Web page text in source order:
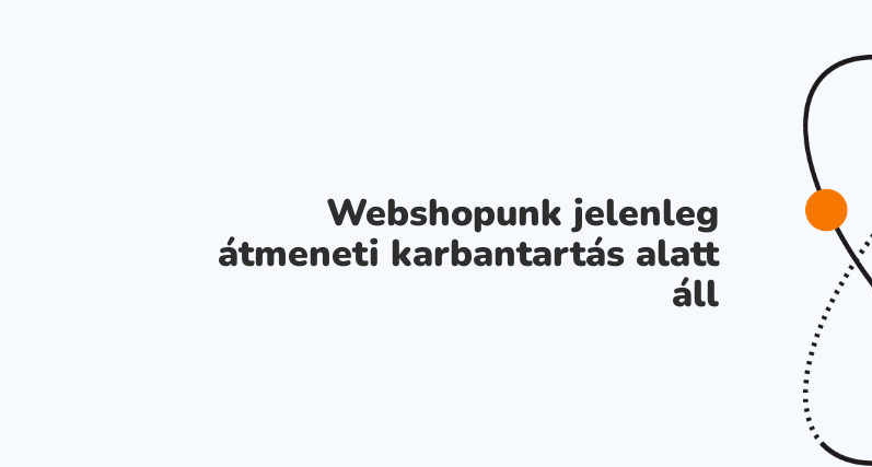
Webshopunk jelenleg
átmeneti karbantartás alatt
áll